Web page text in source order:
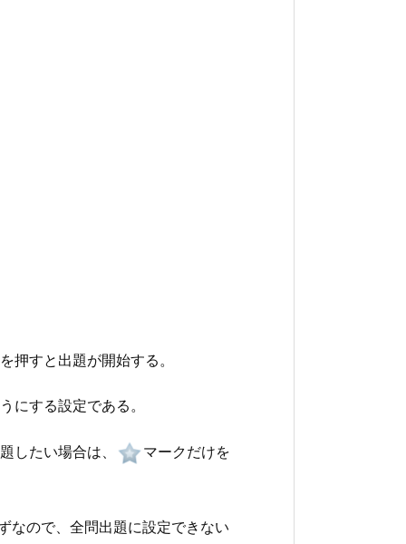
押すと出題が開始する。
にする設定である。
したい場合は、 マークだけを
なので、全問出題に設定できない